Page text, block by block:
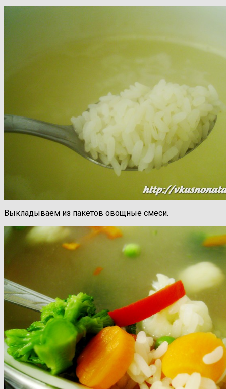
Выкладываем из пакетов овощные смеси.